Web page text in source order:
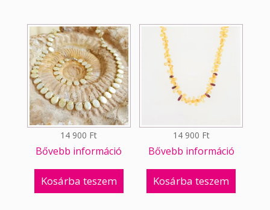
14 900 Ft
Bővebb információ
Kosárba teszem
14 900 Ft
Bővebb információ
Kosárba teszem